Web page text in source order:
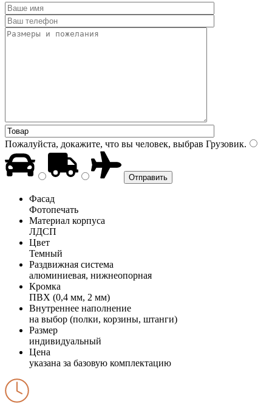
Пожалуйста, докажите, что вы человек, выбрав Грузовик.
Фасад
Фотопечать
Материал корпуса
ЛДСП
Цвет
Темный
Раздвижная система
алюминиевая, нижнеопорная
Кромка
ПВХ (0,4 мм, 2 мм)
Внутреннее наполнение
на выбор (полки, корзины, штанги)
Размер
индивидуальный
Цена
указана за базовую комплектацию